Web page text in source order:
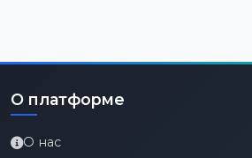
О платформе
О нас